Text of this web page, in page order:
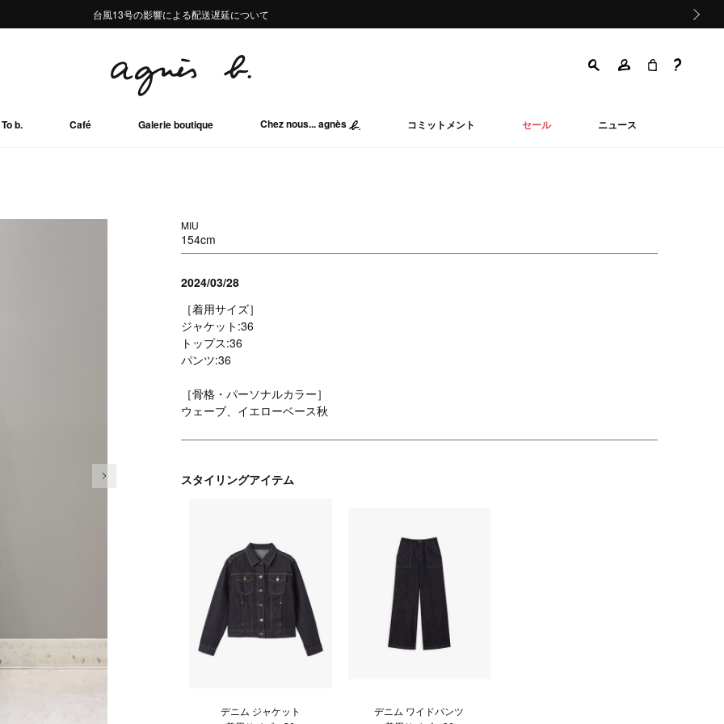
熊本地域地震の影響による配送遅延について
Summer Sale 2buy10%OFF!!
台風13号の影響による配送遅延について
熊本地域地震の影響による配送遅延について
Summer Sale 2buy10%OFF!!
To b. Café Galerie boutique Chez nous... agnès コミットメント セール ニュース
MIU
154cm
2024/03/28
［着用サイズ］
ジャケット:36
トップス:36
パンツ:36
［骨格・パーソナルカラー］
ウェーブ、イエローベース秋
スタイリングアイテム
デニム ジャケット
デニム ワイドパンツ